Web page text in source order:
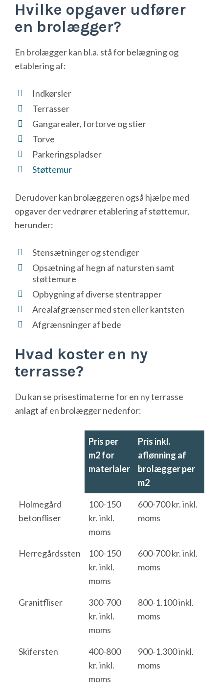
Hvilke opgaver udfører
en brolægger?
En brolægger kan bl.a. stå for belægning og
etablering af:
Indkørsler
Terrasser
Gangarealer, fortorve og stier
Torve
Parkeringspladser
Støttemur
Derudover kan brolæggeren også hjælpe med
opgaver der vedrører etablering af støttemur,
herunder:
Stensætninger og stendiger
Opsætning af hegn af natursten samt
støttemure
Opbygning af diverse stentrapper
Arealafgrænser med sten eller kantsten
Afgrænsninger af bede
Hvad koster en ny
terrasse?
Du kan se prisestimaterne for en ny terrasse
anlagt af en brolægger nedenfor:
Pris per
m2 for
materialer
Pris inkl.
aflønning af
brolægger per
m2
Holmegård
betonfliser
100-150
kr. inkl.
moms
600-700 kr. inkl.
moms
Herregårdssten
100-150
kr. inkl.
moms
600-700 kr. inkl.
moms
Granitfliser
300-700
kr. inkl.
moms
800-1.100 inkl.
moms
Skifersten
400-800
kr. inkl.
moms
900-1.300 inkl.
moms